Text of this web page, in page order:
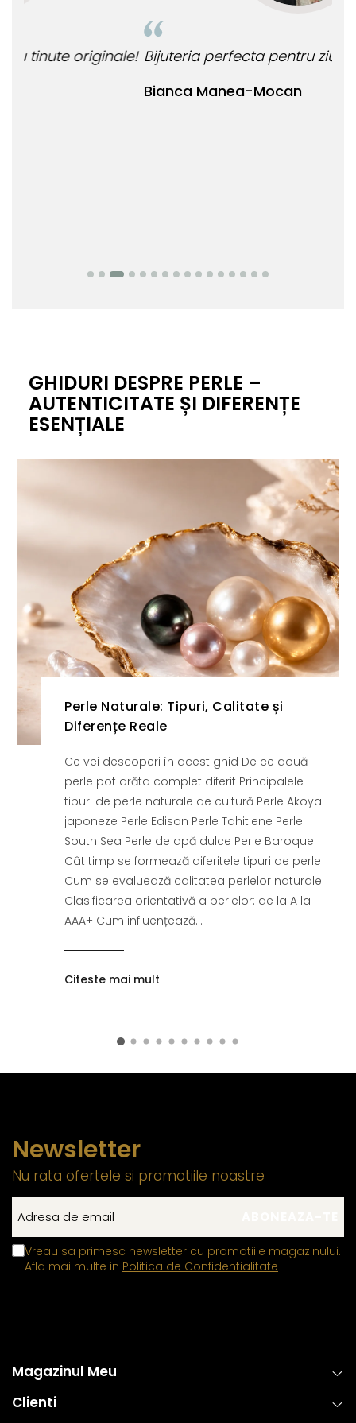
Bianca Manea-Mocan
Bijuteria perfecta pentru ziua perfecta!
GHIDURI DESPRE PERLE –
AUTENTICITATE ȘI DIFERENȚE
ESENȚIALE
Perle Naturale: Tipuri, Calitate și
Diferențe Reale
Ce vei descoperi în acest ghid De ce două
perle pot arăta complet diferit Principalele
tipuri de perle naturale de cultură Perle Akoya
japoneze Perle Edison Perle Tahitiene Perle
South Sea Perle de apă dulce Perle Baroque
Cât timp se formează diferitele tipuri de perle
Cum se evaluează calitatea perlelor naturale
Clasificarea orientativă a perlelor: de la A la
AAA+ Cum influențează...
Citeste mai mult
Newsletter
Nu rata ofertele si promotiile noastre
Vreau sa primesc newsletter cu promotiile magazinului.
Afla mai multe in Politica de Confidentialitate
Magazinul Meu
Clienti